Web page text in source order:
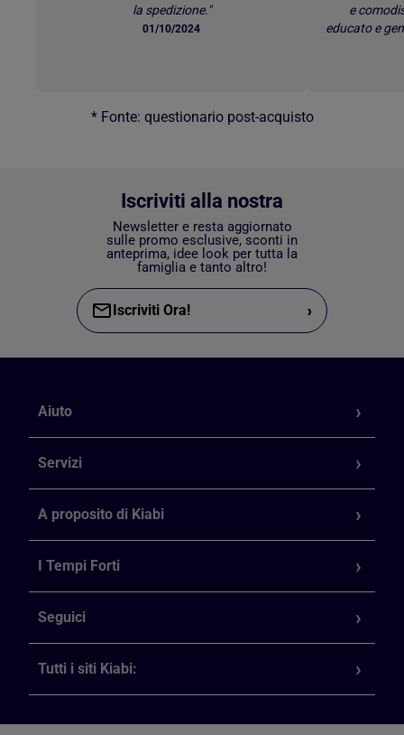
la spedizione."
01/10/2024
e
educato e
* Fonte: questionario post-acquisto
Iscriviti alla nostra
Newsletter e resta aggiornato
sulle promo esclusive, sconti in
anteprima, idee look per tutta la
famiglia e tanto altro!
Iscriviti Ora! ›
Aiuto
Servizi
A proposito di Kiabi
I Tempi Forti
Seguici
Tutti i siti Kiabi: